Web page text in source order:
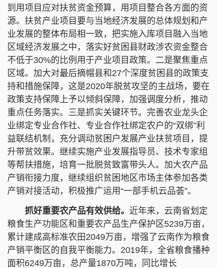
到用项目应对扶贫资金预算，用项目整合各方面的资
源。扶贫产业项目要与当地经济发展的总体规划和产
业发展的整体布局相一致，把实施入库项目融入当地
区域经济发展之中，落实好贫困县财政涉农资金整合
不低于30%的比例用于产业项目政策。二是聚焦重点
区域。加大对最后摘帽县和27个深度贫困县的政策支
持和措施保障，这是2020年脱贫攻坚的主战场，要在
政策支持保障上予以倾斜保障，加强调度分析，推动
重点任务落实。三是抓实关键环节。完善农业龙头企
业绑定专业合作社、专业合作社绑定农户的“双绑”利
益联结机制，充分调动贫困户发展产业扶贫项目，提
升带贫效果。继续实施产业发展指导员、技术专家组
等帮扶措施，培育一批脱贫致富带头人。加大农产品
产销衔接力度，继续组织贫困地区市场主体参加各类
产销对接活动，积极推广运用“一部手机云品荟”。
抓好重要农产品有效供给。 近年来，云南省划定
粮食生产功能区和重要农产品生产保护区5239万亩，
累计建成高标准农田2049万亩，增强了云南作为粮食
产销平衡区的自我平衡能力。2019年，全省粮食播种
面积6249万亩，总产量1870万吨，同比增长